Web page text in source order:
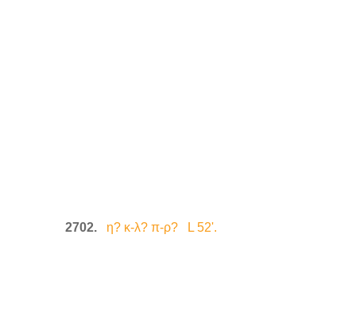
2702. η? κ-λ? π-ρ? L 52'.